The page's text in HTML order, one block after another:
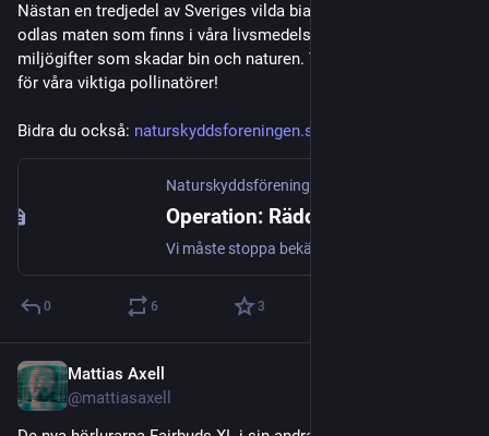
Nästan en tredjedel av Sveriges vilda biarter är hotade. Ändå
odlas maten som finns i våra livsmedelsbutiker med
miljögifter som skadar bin och naturen. Var med och kämpa
för våra viktiga pollinatörer!
Bidra du också: naturskyddsforeningen.se/kampa
Naturskyddsföreningen
Operation: Rädda bina
0 6 3
Mattias Axell
@mattiasaxell